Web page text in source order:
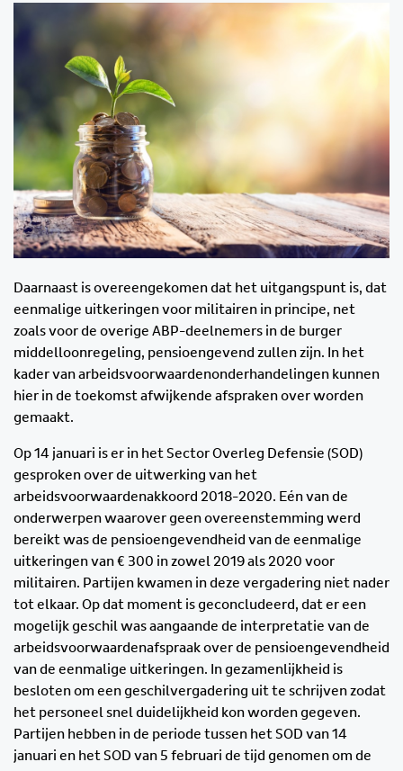
Daarnaast is overeengekomen dat het uitgangspunt is, dat
eenmalige uitkeringen voor militairen in principe, net
zoals voor de overige ABP-deelnemers in de burger
middelloonregeling, pensioengevend zullen zijn. In het
kader van arbeidsvoorwaardenonderhandelingen kunnen
hier in de toekomst afwijkende afspraken over worden
gemaakt.
Op 14 januari is er in het Sector Overleg Defensie (SOD)
gesproken over de uitwerking van het
arbeidsvoorwaardenakkoord 2018-2020. Eén van de
onderwerpen waarover geen overeenstemming werd
bereikt was de pensioengevendheid van de eenmalige
uitkeringen van € 300 in zowel 2019 als 2020 voor
militairen. Partijen kwamen in deze vergadering niet nader
tot elkaar. Op dat moment is geconcludeerd, dat er een
mogelijk geschil was aangaande de interpretatie van de
arbeidsvoorwaardenafspraak over de pensioengevendheid
van de eenmalige uitkeringen. In gezamenlijkheid is
besloten om een geschilvergadering uit te schrijven zodat
het personeel snel duidelijkheid kon worden gegeven.
Partijen hebben in de periode tussen het SOD van 14
januari en het SOD van 5 februari de tijd genomen om de